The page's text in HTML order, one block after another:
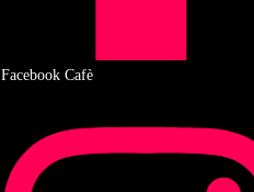
Facebook Cafè